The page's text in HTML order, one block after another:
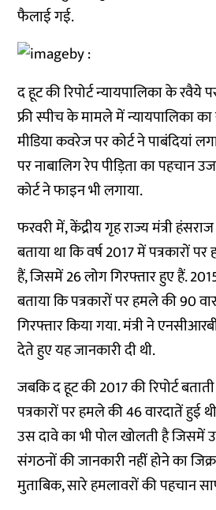
फैलाई गई.
द हूट की रिपोर्ट न्यायपालिका के रवैये
फ्री स्पीच के मामले में न्यायपालिका
मीडिया कवरेज पर कोर्ट ने पाबंदियां
पर नाबालिग रेप पीड़िता का पहचान
कोर्ट ने फाइन भी लगाया.
फरवरी में, केंद्रीय गृह राज्य मंत्री
बताया था कि वर्ष 2017 में पत्रकारों
हैं, जिसमें 26 लोग गिरफ्तार हुए हैं.
बताया कि पत्रकारों पर हमले की 90
गिरफ्तार किया गया. मंत्री ने
देते हुए यह जानकारी दी थी.
जबकि द हूट की 2017 की रिपोर्ट
पत्रकारों पर हमले की 46 वारदातें हुई
उस दावे का भी पोल खोलती है जिसमें
संगठनों की जानकारी नहीं होने का
मुताबिक, सारे हमलावरों की पहचान